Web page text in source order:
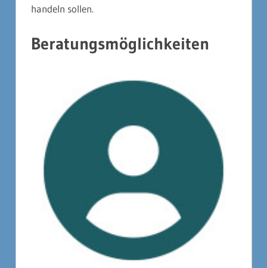
handeln sollen.
Beratungsmöglichkeiten